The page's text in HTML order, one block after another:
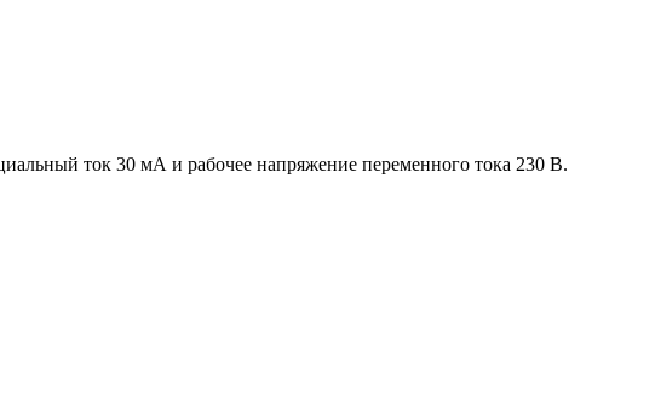
ток 30 мА и рабочее напряжение переменного тока 230 В.